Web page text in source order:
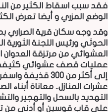
فقد سبب اسقاط الكثير من
الوضع المزري و أيضا تعرض
وقد وجه سكان قرية الصراري
الحوثي ورئيس اللجنة الثورية
العشوائي من مرتزقة
عمليات قصف عشوائي كثيفة
إلى أكثر من 300
عشرات المنازل.. معاناة أبناء
التهديد بالسحل والتهجير
على قاب قوسين أو أدنى من